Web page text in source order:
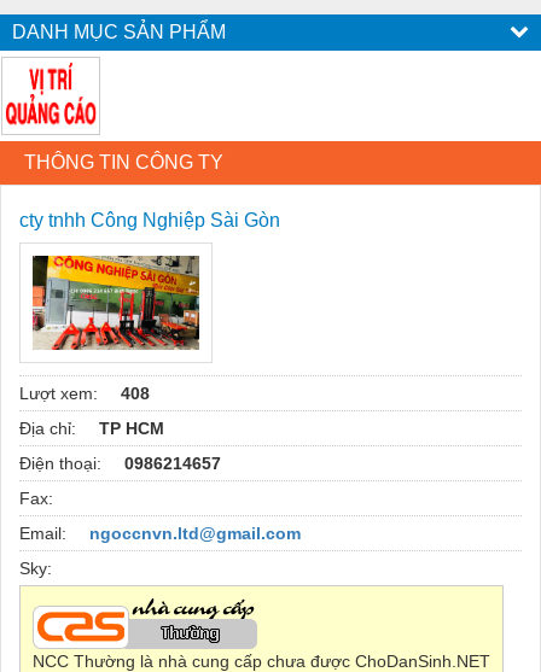
DANH MỤC SẢN PHẨM
THÔNG TIN CÔNG TY
cty tnhh Công Nghiệp Sài Gòn
Lượt xem:
408
Địa chỉ:
TP HCM
Điện thoại:
0986214657
Fax:
Email:
ngoccnvn.ltd@gmail.com
Sky:
NCC Thường là nhà cung cấp chưa được ChoDanSinh.NET